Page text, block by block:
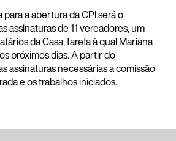
a abertura da CPI será o
assinaturas de 11 vereadores, um
da Casa, tarefa à qual Mariana
próximos dias. A partir do
assinaturas necessárias a comissão
e os trabalhos iniciados.